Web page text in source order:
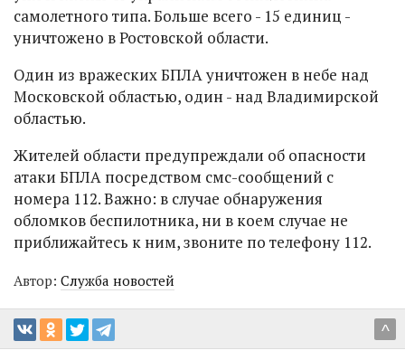
самолетного типа. Больше всего - 15 единиц -
уничтожено в Ростовской области.
Один из вражеских БПЛА уничтожен в небе над
Московской областью, один - над Владимирской
областью.
Жителей области предупреждали об опасности
атаки БПЛА посредством смс-сообщений с
номера 112. Важно: в случае обнаружения
обломков беспилотника, ни в коем случае не
приближайтесь к ним, звоните по телефону 112.
Автор: Служба новостей
^